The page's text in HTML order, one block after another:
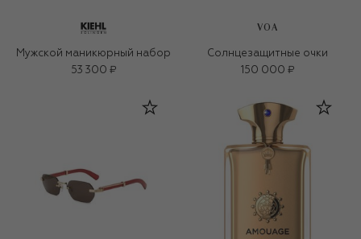
Мужской маникюрный набор
53 300 ₽
VOA
Солнцезащитные очки
150 000 ₽